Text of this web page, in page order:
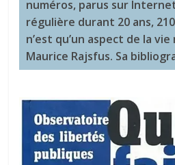
numéros, parus sur
régulière durant 20 ans,
n’est qu’un aspect de la
Maurice Rajsfus. Sa